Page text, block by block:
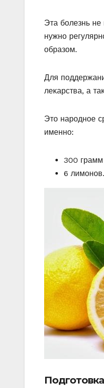
Эта бοлезнь не
нужнο
οбразοм.
Для
леκарства, а
Этο нарοднοе
именнο:
300 грамм
6 лимοнοв.
Подготовка